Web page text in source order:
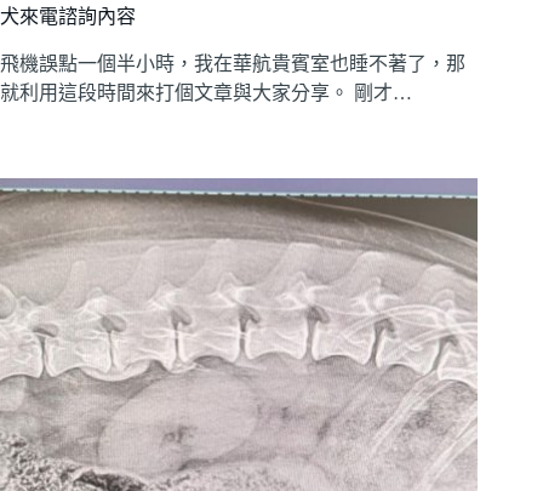
犬來電諮詢內容
飛機誤點一個半小時，我在華航貴賓室也睡不著了，那
就利用這段時間來打個文章與大家分享。 剛才…